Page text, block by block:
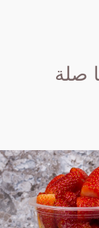
صلة